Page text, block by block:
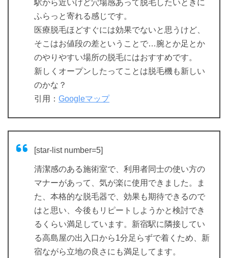
駅から近いけど穴場感あって脱毛したいときに
ふらっと寄れる感じです。
医療脱毛ほどすぐには効果でないと思うけど、
そこはお値段の差ということで…腕とか足とか
のやりやすい場所の脱毛にはおすすめです。
新しくオープンしたってことは脱毛機も新しい
のかな？
引用： Googleマップ
[star-list number=5]
清潔感のある施術室で、利用者同士の使い方の
マナーがあって、気が楽に使用できました。ま
た、本格的な脱毛器で、効果も期待できるので
はと思い、今後もリピートしようかと検討でき
るくらい満足しています。新宿駅に隣接してい
る高島屋の出入口から1分足らずで着くため、新
宿ながら立地の良さにも満足してます。